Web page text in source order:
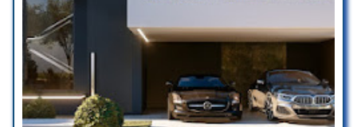
☆ 5/5
Muito profissionalismo,
competência e experiência. Equipe
comprometida em entregar
excelência em seus projetos e
obras. Super recomendo!!!